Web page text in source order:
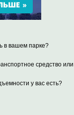
в вашем парке?
средство
у вас есть?